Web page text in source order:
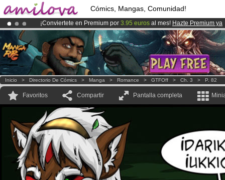
Cómics, Mangas, Comunidad!
¡Conviertete en Premium por 3.95 euros al mes! Hazte Premium ya
¡El Kickstarter Amilova está desormado lanzado!.
¡Ya tenemos 100000miembrosy 1000 Cómics y Mangas!.
Inicio > Directorio De Cómics > Manga > Romance > GTFOff > Ch. 3 > P. 82
Favoritos Compartir Pantalla completa